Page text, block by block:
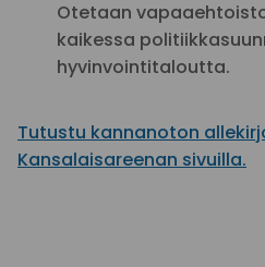
Otetaan
kaikessa
hyvinvointitaloutta.
Tutustu kannanoton
Kansalaisareenan sivuilla.